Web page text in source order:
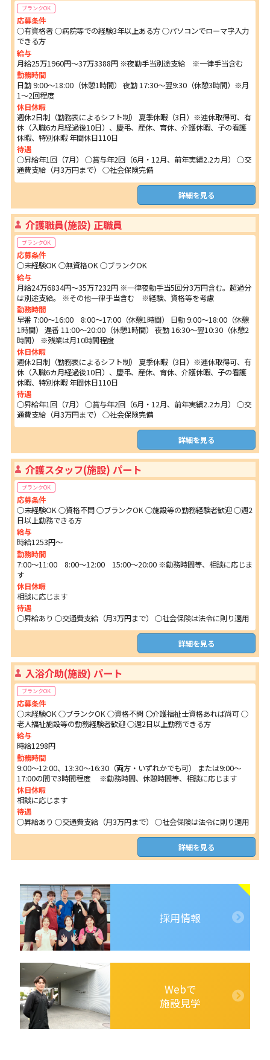
ブランクOK
応募条件
○有資格者 ○病院等での経験3年以上ある方 ○パソコンでローマ字入力
できる方
給与
月給25万1960円～37万3388円 ※夜勤手当別途支給 ※一律手当含む
勤務時間
日勤 9:00～18:00（休憩1時間） 夜勤 17:30～翌9:30（休憩3時間）※月
1～2回程度
休日休暇
週休2日制（勤務表によるシフト制） 夏季休暇（3日）※連休取得可、有
休（入職6カ月経過後10日）、慶弔、産休、育休、介護休暇、子の看護
休暇、特別休暇 年間休日110日
待遇
○昇給年1回（7月） ○賞与年2回（6月・12月、前年実績2.2カ月） ○交
通費支給（月3万円まで） ○社会保険完備
詳細を見る
介護職員(施設) 正職員
ブランクOK
応募条件
○未経験OK ○無資格OK ○ブランクOK
給与
月給24万6834円～35万7232円 ※一律夜勤手当5回分3万円含む。超過分
は別途支給。 ※その他一律手当含む ※経験、資格等を考慮
勤務時間
早番 7:00～16:00 8:00～17:00（休憩1時間） 日勤 9:00～18:00（休憩
1時間） 遅番 11:00～20:00（休憩1時間） 夜勤 16:30～翌10:30（休憩2
時間） ※残業は月10時間程度
休日休暇
週休2日制（勤務表によるシフト制） 夏季休暇（3日）※連休取得可、有
休（入職6カ月経過後10日）、慶弔、産休、育休、介護休暇、子の看護
休暇、特別休暇 年間休日110日
待遇
○昇給年1回（7月） ○賞与年2回（6月・12月、前年実績2.2カ月） ○交
通費支給（月3万円まで） ○社会保険完備
詳細を見る
介護スタッフ(施設) パート
ブランクOK
応募条件
○未経験OK ○資格不問 ○ブランクOK ○施設等の勤務経験者歓迎 ○週2
日以上勤務できる方
給与
時給1253円～
勤務時間
7:00～11:00 8:00～12:00 15:00～20:00 ※勤務時間等、相談に応じま
す
休日休暇
相談に応じます
待遇
○昇給あり ○交通費支給（月3万円まで） ○社会保険は法令に則り適用
詳細を見る
入浴介助(施設) パート
ブランクOK
応募条件
○未経験OK ○ブランクOK ○資格不問 〇介護福祉士資格あれば尚可 ○
老人福祉施設等の勤務経験者歓迎 ○週2日以上勤務できる方
給与
時給1298円
勤務時間
9:00～12:00、13:30～16:30（両方・いずれかでも可） または9:00～
17:00の間で3時間程度 ※勤務時間、休憩時間等、相談に応じます
休日休暇
相談に応じます
待遇
○昇給あり ○交通費支給（月3万円まで） ○社会保険は法令に則り適用
詳細を見る
採用情報
Webで
施設見学